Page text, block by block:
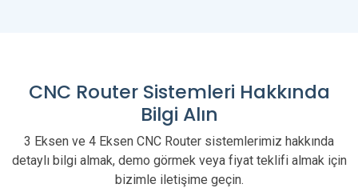
CNC Router Sistemleri Hakkında
Bilgi Alın
3 Eksen ve 4 Eksen CNC Router sistemlerimiz hakkında
detaylı bilgi almak, demo görmek veya fiyat teklifi almak için
bizimle iletişime geçin.